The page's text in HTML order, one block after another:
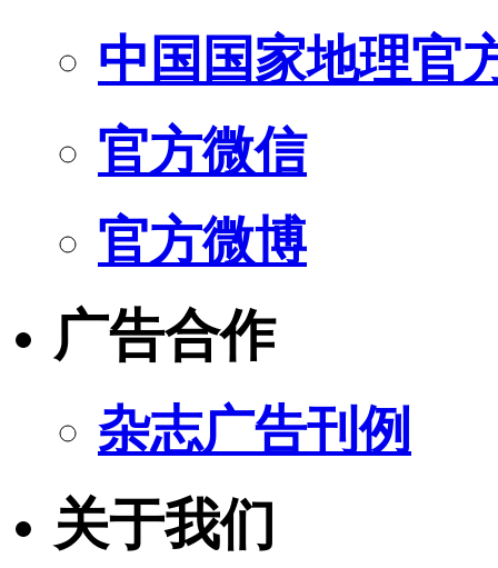
中国国家地理官
官方微信
官方微博
广告合作
杂志广告刊例
关于我们